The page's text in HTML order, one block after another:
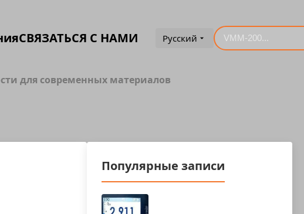
СВЯЗАТЬСЯ С НАМИ Русский
для современных материалов
Популярные записи